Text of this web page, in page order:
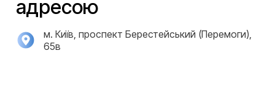
адресою
м. Київ, проспект Берестейський (Перемоги),
65в